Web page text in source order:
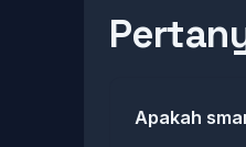
Apakah